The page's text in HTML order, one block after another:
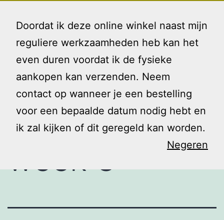
Doordat ik deze online winkel naast mijn
reguliere werkzaamheden heb kan het
even duren voordat ik de fysieke
aankopen kan verzenden. Neem
contact op wanneer je een bestelling
voor een bepaalde datum nodig hebt en
ik zal kijken of dit geregeld kan worden.
Negeren
naar
inhoud
Gezin
Project
lockdown
week 3